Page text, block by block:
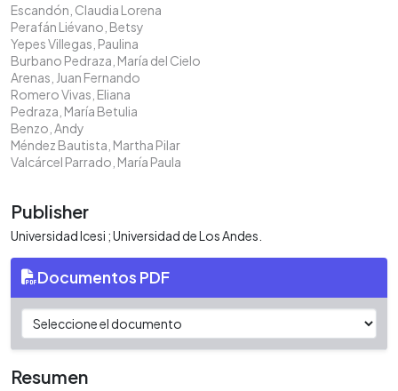
Escandón, Claudia Lorena
Perafán Liévano, Betsy
Yepes Villegas, Paulina
Burbano Pedraza, María del Cielo
Arenas, Juan Fernando
Romero Vivas, Eliana
Pedraza, María Betulia
Benzo, Andy
Méndez Bautista, Martha Pilar
Valcárcel Parrado, María Paula
Publisher
Universidad Icesi ; Universidad de Los Andes.
Documentos PDF
Resumen